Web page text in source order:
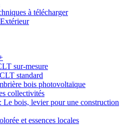
à télécharger
sur-mesure
standard
bois photovoltaïque
collectivités
Le bois, levier pour une construction
et essences locales